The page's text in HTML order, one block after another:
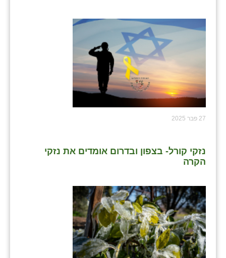
27 פבר 2025
נזקי קורל- בצפון ובדרום אומדים את נזקי
הקרה